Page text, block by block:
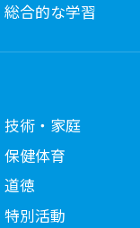
総合的な学習
技術・家庭
保健体育
道徳
特別活動